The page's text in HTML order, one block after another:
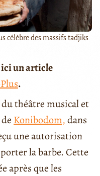
célèbre des massifs tadjiks.
un article
.
théâtre musical et
Konibodom,dans
une autorisation
la barbe. Cette
après que les